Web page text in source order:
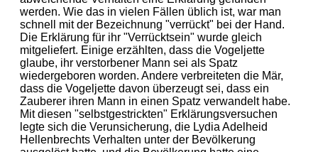
werden. Wie das in vielen Fällen üblich ist, war man
schnell mit der Bezeichnung "verrückt" bei der Hand.
Die Erklärung für ihr "Verrücktsein" wurde gleich
mitgeliefert. Einige erzählten, dass die Vogeljette
glaube, ihr verstorbener Mann sei als Spatz
wiedergeboren worden. Andere verbreiteten die Mär,
dass die Vogeljette davon überzeugt sei, dass ein
Zauberer ihren Mann in einen Spatz verwandelt habe.
Mit diesen "selbstgestrickten" Erklärungsversuchen
legte sich die Verunsicherung, die Lydia Adelheid
Hellenbrechts Verhalten unter der Bevölkerung